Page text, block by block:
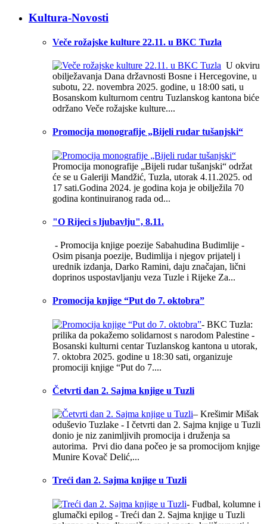
Kultura-Novosti
Veče rožajske kulture 22.11. u BKC Tuzla
U okviru
obilježavanja Dana državnosti Bosne i Hercegovine, u
subotu, 22. novembra 2025. godine, u 18:00 sati, u
Bosanskom kulturnom centru Tuzlanskog kantona biće
održano Veče rožajske kulture....
Promocija monografije „Bijeli rudar tušanjski“
Promocija monografije „Bijeli rudar tušanjski“ održat
će se u Galeriji Mandžić, Tuzla, utorak 4.11.2025. od
17 sati.Godina 2024. je godina koja je obilježila 70
godina kontinuiranog rada od...
"O Rijeci s ljubavlju", 8.11.
- Promocija knjige poezije Sabahudina Budimlije -
Osim pisanja poezije, Budimlija i njegov prijatelj i
urednik izdanja, Darko Ramini, daju značajan, lični
doprinos uspostavljanju veza Tuzle i Rijeke Za...
Promocija knjige “Put do 7. oktobra”
- BKC Tuzla:
prilika da pokažemo solidarnost s narodom Palestine -
Bosanski kulturni centar Tuzlanskog kantona u utorak,
7. oktobra 2025. godine u 18:30 sati, organizuje
promociji knjige “Put do 7....
Četvrti dan 2. Sajma knjige u Tuzli
– Krešimir Mišak
oduševio Tuzlake - I četvrti dan 2. Sajma knjige u Tuzli
donio je niz zanimljivih promocija i druženja sa
autorima. Prvi dio dana počeo je sa promocijom knjige
Munire Kovač Delić,...
Treći dan 2. Sajma knjige u Tuzli
- Fudbal, kolumne i
glumački epilog - Treći dan 2. Sajma knjige u Tuzli